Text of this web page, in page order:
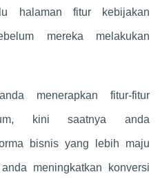
halaman fitur kebijakan
mereka melakukan
menerapkan fitur-fitur
kini saatnya anda
bisnis yang lebih maju
meningkatkan konversi